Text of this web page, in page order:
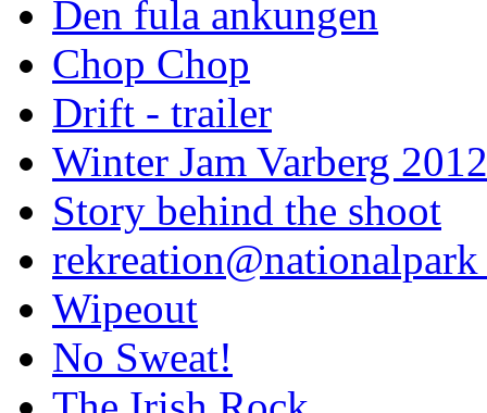
Den fula ankungen
Chop Chop
Drift - trailer
Winter Jam Varberg 2012
Story behind the shoot
rekreation@nationalpark
Wipeout
No Sweat!